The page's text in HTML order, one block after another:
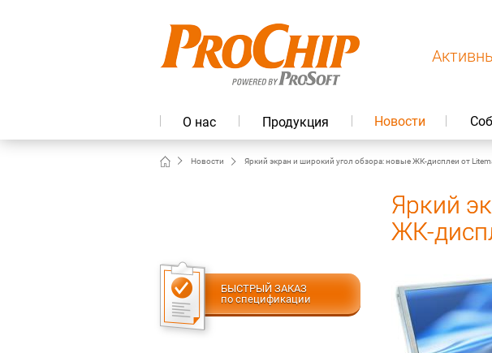
О нас Продукция Новости
Новости Яркий экран и широкий угол обзора: новые ЖК-дисплеи от
БЫСТРЫЙ ЗАКАЗ
по спецификации
Яркий
ЖК-